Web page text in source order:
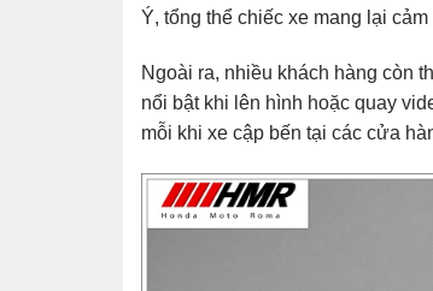
Ý, tổng thể chiếc xe mang lại
Ngoài ra, nhiều khách hàng còn
nổi bật khi lên hình hoặc quay
mỗi khi xe cập bến tại các cửa